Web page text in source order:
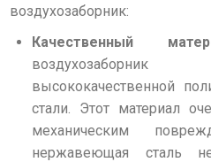
воздухозаборник:
Качественный
высококачественной
стали. Этот материал
механическим
нержавеющая сталь